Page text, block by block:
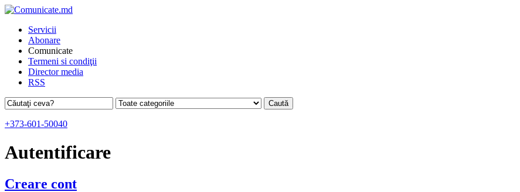
Servicii
Abonare
Comunicate
Termeni si condiţii
Director media
RSS
+373-601-50040
Autentificare
Creare cont